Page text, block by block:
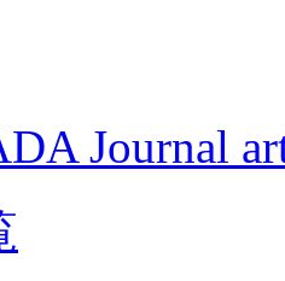
Journal